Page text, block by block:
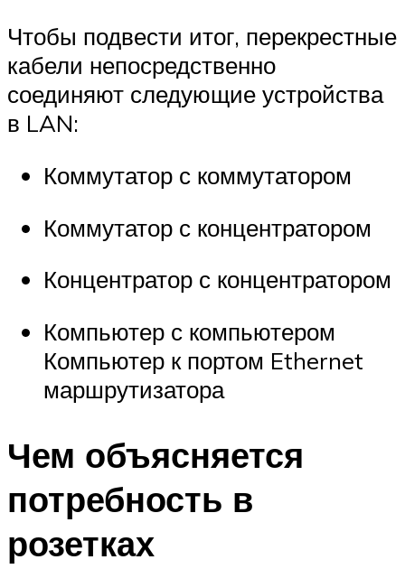
Чтобы подвести итог, перекрестные
кабели непосредственно
соединяют следующие устройства
в LAN:
Коммутатор с коммутатором
Коммутатор с концентратором
Концентратор с концентратором
Компьютер с компьютером
Компьютер к портом Ethernet
маршрутизатора
Чем объясняется
потребность в
розетках